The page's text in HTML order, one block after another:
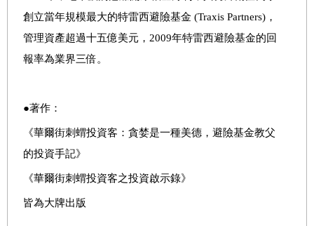
創立當年規模最大的特雷西避險基金 (Traxis Partners)，
管理資產超過十五億美元，2009年特雷西避險基金的回
報率為業界三倍。
●著作：
《華爾街刺蝟投資客：貪婪是一種美德，避險基金教父
的投資手記》
《華爾街刺蝟投資客之投資啟示錄》
皆為大牌出版